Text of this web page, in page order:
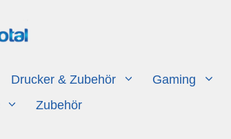
Drucker & Zubehör Gaming
Zubehör